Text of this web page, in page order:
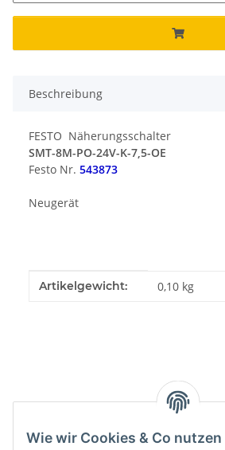
Wie wir Cookies & Co nutzen
Beschreibung
FESTO Näherungsschalter
SMT-8M-PO-24V-K-7,5-OE
Festo Nr. 543873
Neugerät
Produkteigenschaft
Wert
Artikelgewicht: 0,10 kg
Kategorien